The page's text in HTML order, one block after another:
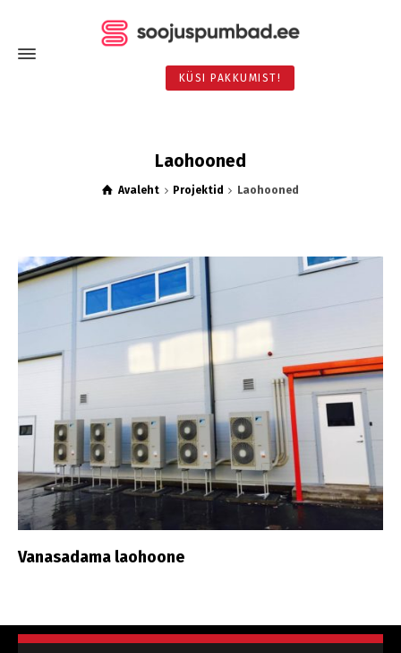
KÜSI PAKKUMIST!
Laohooned
Avaleht Projektid Laohooned
Vanasadama laohoone